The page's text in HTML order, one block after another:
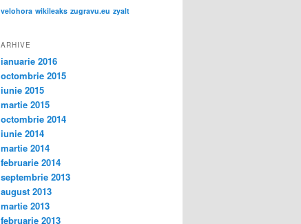
velohora wikileaks zugravu.eu zyalt
ARHIVE
ianuarie 2016
octombrie 2015
iunie 2015
martie 2015
octombrie 2014
iunie 2014
martie 2014
februarie 2014
septembrie 2013
august 2013
martie 2013
februarie 2013